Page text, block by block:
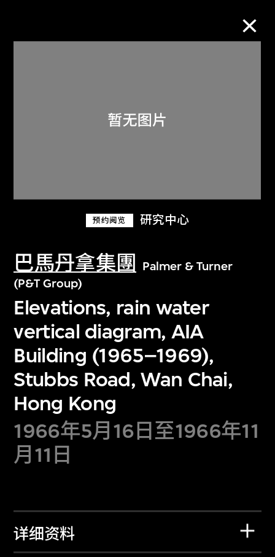
预约阅览 研究中心
巴馬丹拿集團
Palmer & Turner
(P&T Group)
Elevations, rain water
vertical diagram, AIA
Building (1965–1969),
Stubbs Road, Wan Chai,
Hong Kong
1966年5月16日至1966年11
月11日
详细资料
关于M+藏品
探索世界顶级的二十及二十一世纪视觉
文化藏品。